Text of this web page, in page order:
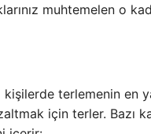
muhtemelen o
terlemenin en
için terler. Bazı